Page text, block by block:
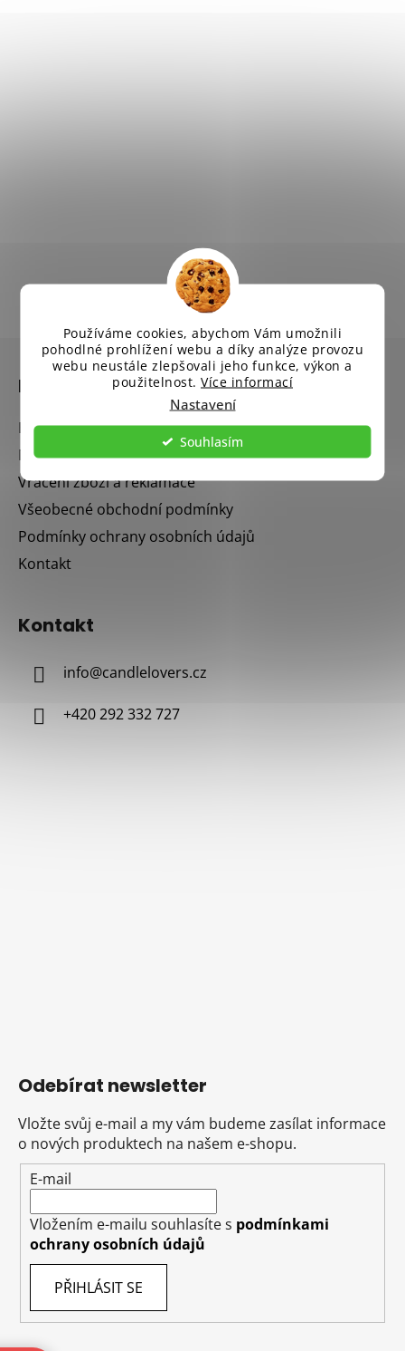
Používáme cookies, abychom Vám umožnili
pohodlné prohlížení webu a díky analýze provozu
webu neustále zlepšovali jeho funkce, výkon a
použitelnost. Více informací
Nastavení
Souhlasím
Informace pro vás
Blog
Napište nám
Vrácení zboží a reklamace
Všeobecné obchodní podmínky
Podmínky ochrany osobních údajů
Kontakt
Kontakt
info@candlelovers.cz
+420 292 332 727
Odebírat newsletter
Vložte svůj e-mail a my vám budeme zasílat informace
o nových produktech na našem e-shopu.
E-mail
Vložením e-mailu souhlasíte s podmínkami
ochrany osobních údajů
PŘIHLÁSIT SE